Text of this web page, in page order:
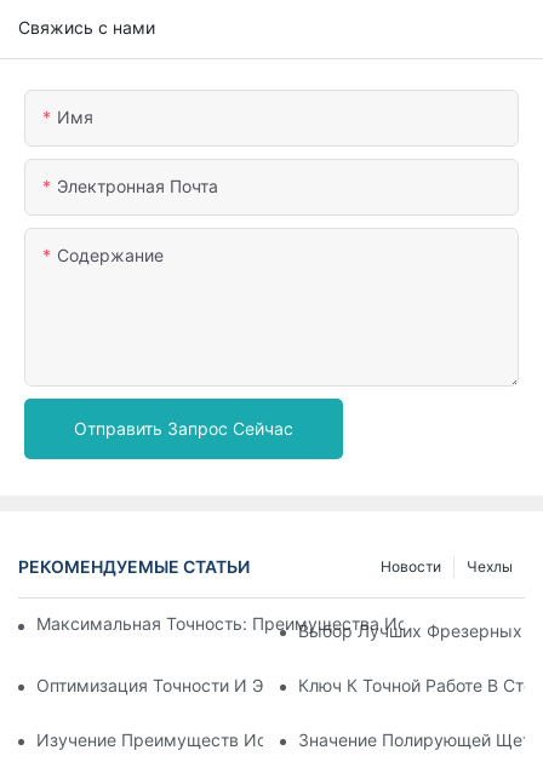
Свяжись с нами
Имя
Электронная Почта
Содержание
Отправить Запрос Сейчас
РЕКОМЕНДУЕМЫЕ СТАТЬИ Чехлы
Новости
Максимальная Точность: Преимущества Использования
Выбор Лучших Фрезерных
Оптимизация Точности И Эффективности С Помощью
Ключ К Точной Работе В
Изучение Преимуществ ИспользованияЗначение Полирующей